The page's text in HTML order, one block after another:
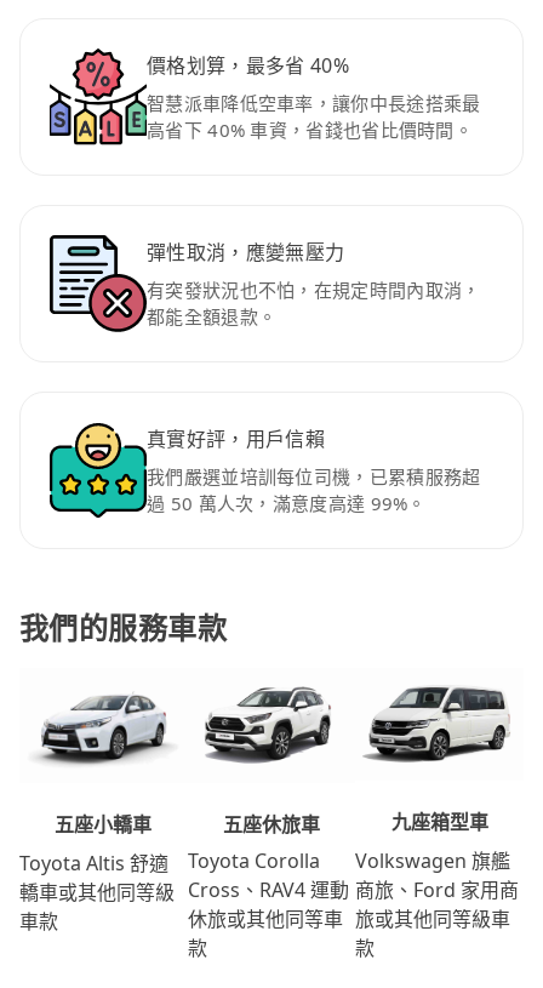
價格划算，最多省 40%
智慧派車降低空車率，讓你中長途搭乘最
高省下 40% 車資，省錢也省比價時間。
彈性取消，應變無壓力
有突發狀況也不怕，在規定時間內取消，
都能全額退款。
真實好評，用戶信賴
我們嚴選並培訓每位司機，已累積服務超
過 50 萬人次，滿意度高達 99%。
我們的服務車款
五座小轎車
Toyota Altis 舒適
轎車或其他同等級
車款
五座休旅車
Toyota Corolla
Cross、RAV4 運動
休旅或其他同等車
款
九座箱型車
Volkswagen 旗艦
商旅、Ford 家用商
旅或其他同等級車
款